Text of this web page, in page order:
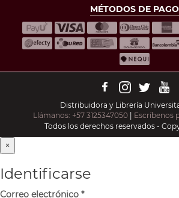
MÉTODOS DE PAGO
Distribuidora y Librería
Llámanos: +57 3125347050 | Escríbenos
Todos los derechos reservados -
×
Identificarse
Correo electrónico *